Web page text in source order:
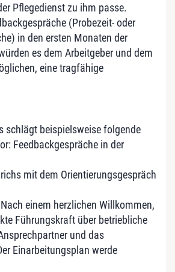
Pflegedienst zu ihm passe.
(Probezeit- oder
in den ersten Monaten der
es dem Arbeitgeber und dem
eine tragfähige
schlägt beispielsweise folgende
Feedbackgespräche in der
mit dem Orientierungsgespräch
einem herzlichen Willkommen,
Führungskraft über betriebliche
und das
Einarbeitungsplan werde